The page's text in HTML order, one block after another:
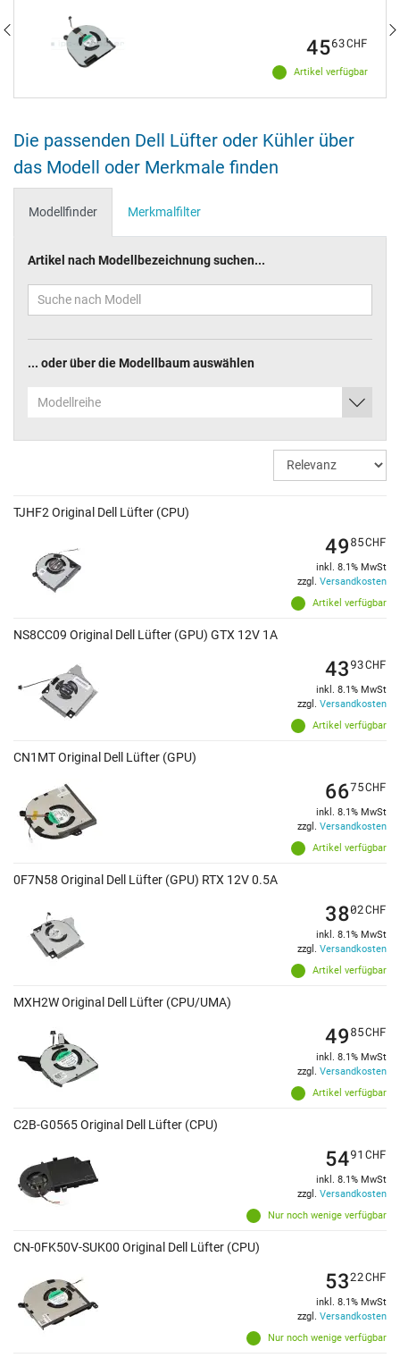
Artikel verfügbar
4563CHF
Die passenden Dell Lüfter oder Kühler über
das Modell oder Merkmale finden
Modellfinder Merkmalfilter
Artikel nach Modellbezeichnung suchen...
... oder über die Modellbaum auswählen
Modellreihe
TJHF2 Original Dell Lüfter (CPU)
Artikel verfügbar
4985CHF
inkl. 8.1% MwSt
zzgl. Versandkosten
NS8CC09 Original Dell Lüfter (GPU) GTX 12V 1A
Artikel verfügbar
4393CHF
inkl. 8.1% MwSt
zzgl. Versandkosten
CN1MT Original Dell Lüfter (GPU)
Artikel verfügbar
6675CHF
inkl. 8.1% MwSt
zzgl. Versandkosten
0F7N58 Original Dell Lüfter (GPU) RTX 12V 0.5A
Artikel verfügbar
3802CHF
inkl. 8.1% MwSt
zzgl. Versandkosten
MXH2W Original Dell Lüfter (CPU/UMA)
Artikel verfügbar
4985CHF
inkl. 8.1% MwSt
zzgl. Versandkosten
C2B-G0565 Original Dell Lüfter (CPU)
Nur noch wenige verfügbar
5491 CHF
inkl. 8.1% MwSt
zzgl. Versandkosten
CN-0FK50V-SUK00 Original Dell Lüfter (CPU)
Nur noch wenige verfügbar
5322CHF
inkl. 8.1% MwSt
zzgl. Versandkosten